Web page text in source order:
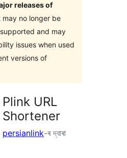
releases of
may no longer be
and may
issues when used
versions of
Plink URL
Shortener
persianlink-ৰ দ্বাৰা